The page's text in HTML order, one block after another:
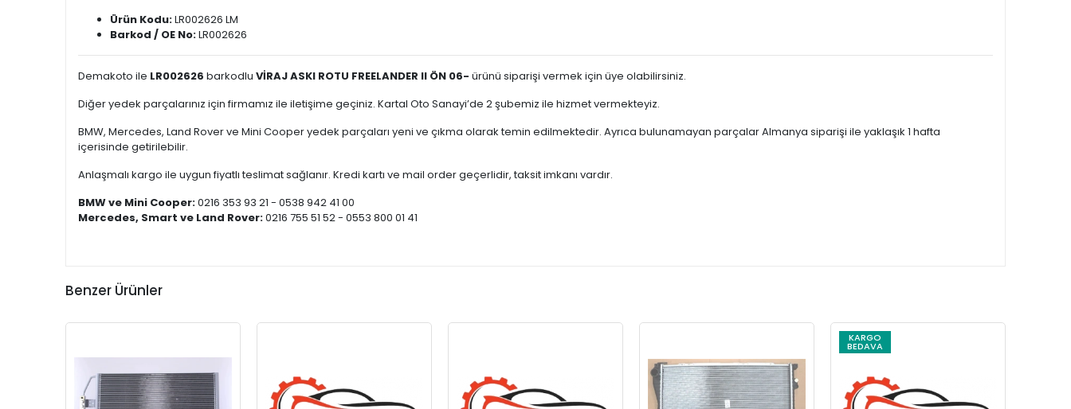
Ürün Kodu:LR002626 LM
Barkod / OE No:LR002626
Demakoto ile LR002626 barkodlu VİRAJ ASKI ROTU FREELANDER II ÖN 06- ürünü siparişi vermek için üye olabilirsiniz.
Diğer yedek parçalarınız için firmamız ile iletişime geçiniz. Kartal Oto Sanayi’de 2 şubemiz ile hizmet vermekteyiz.
BMW, Mercedes, Land Rover ve Mini Cooper yedek parçaları yeni ve çıkma olarak temin edilmektedir. Ayrıca bulunamayan parçalar Almanya siparişi ile yaklaşık 1 hafta
içerisinde getirilebilir.
Anlaşmalı kargo ile uygun fiyatlı teslimat sağlanır. Kredi kartı ve mail order geçerlidir, taksit imkanı vardır.
BMW ve Mini Cooper:0216 353 93 21 - 0538 942 41 00
Mercedes, Smart ve Land Rover:0216 755 51 52 - 0553 800 01 41
Benzer Ürünler
KARGO
BEDAVA